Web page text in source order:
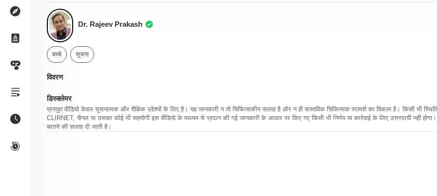
Dr. Rajeev Prakash
बच्चे सूचना
विवरण
डिस्क्लेमर
प्रस्तुत वीडियो केवल सूचनात्मक और शैक्षिक उद्देश्यों के लिए है। यह जानकारी न तो चिकित्सकीय सलाह है और न ही वास्तविक चिकित्सक परामर्श का विकल्प है। किसी भी
CLIRNET, चैनल या उसका कोई भी सहयोगी इस वीडियो के माध्यम से प्रदान की गई जानकारी के आधार पर किए गए किसी भी निर्णय या कार्रवाई के लिए उत्तरदायी नहीं होगा।
बरतने की सलाह दी जाती है।